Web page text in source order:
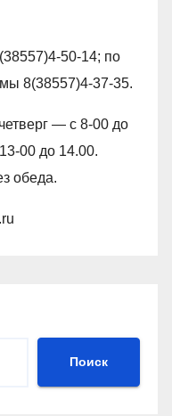
50-14; по
8(38557)4-37-35.
— с 8-00 до
00 до 14.00.
обеда.
Поиск